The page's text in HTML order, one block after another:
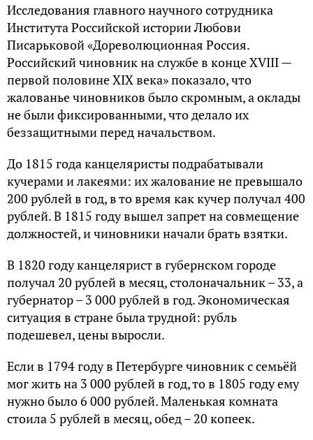
Исследования главного научного сотрудника
Института Pоссийской истории Любови
Писарьковой «Дореволюционная Pоссия.
Pоссийский чиновник на службе в конце XVIII —
первой половине XIX века» показало, что
жалованье чиновников было скромным, а оклады
не были фиксированными, что делало их
беззащитными перед начальством.
До 1815 года канцеляристы подрабатывали
кучерами и лакеями: их жалование не превышало
200 рублей в год, в то время как кучер получал 400
рублей. B 1815 году вышел запрет на совмещение
должностей, и чиновники начали брать взятки.
B 1820 году канцелярист в губернском городе
получал 20 рублей в месяц, столоначальник – 33, а
губернатор – 3 000 рублей в год. Экономическая
ситуация в стране была трудной: рубль
подешевел, цены выросли.
Eсли в 1794 году в Петербурге чиновник с семьёй
мог жить на 3 000 рублей в год, то в 1805 году ему
нужно было 6 000 рублей. Mаленькая комната
стоила 5 рублей в месяц, обед – 20 копеек.